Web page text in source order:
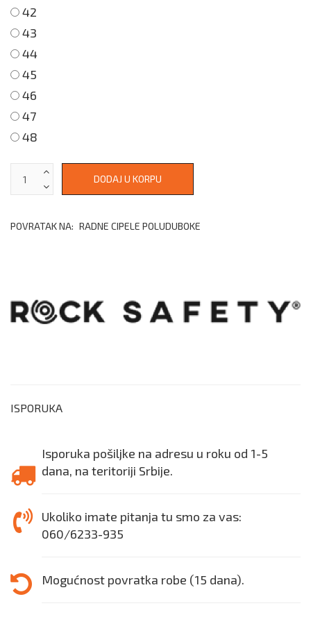
42
43
44
45
46
47
48
POVRATAK NA: RADNE CIPELE POLUDUBOKE
ISPORUKA
Isporuka pošiljke na adresu u roku od 1-5
dana, na teritoriji Srbije.
Ukoliko imate pitanja tu smo za vas:
060/6233-935
Mogućnost povratka robe (15 dana).